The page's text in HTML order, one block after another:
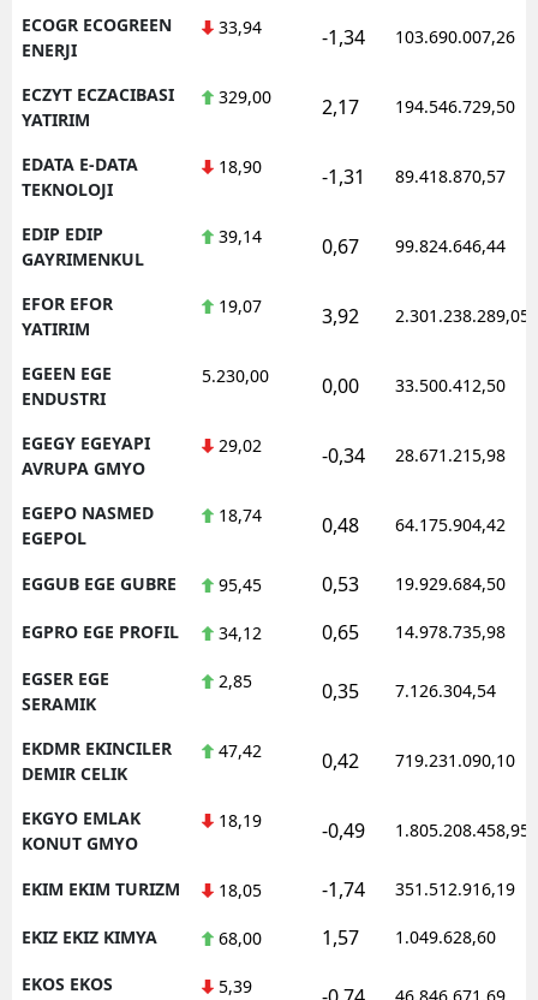
ECOGR ECOGREEN
ENERJI
33,94 -1,34 103.690.007,26
ECZYT ECZACIBASI
YATIRIM
329,00 2,17 194.546.729,50
EDATA E-DATA
TEKNOLOJI
18,90 -1,31 89.418.870,57
EDIP EDIP
GAYRIMENKUL
39,14 0,67 99.824.646,44
EFOR EFOR
YATIRIM
19,07 3,92 2.301.238.289,05
EGEEN EGE
ENDUSTRI
5.230,00 0,00 33.500.412,50
EGEGY EGEYAPI
AVRUPA GMYO
29,02 -0,34 28.671.215,98
EGEPO NASMED
EGEPOL
18,74 0,48 64.175.904,42
EGGUB EGE GUBRE 95,45 0,53 19.929.684,50
EGPRO EGE PROFIL 34,12 0,65 14.978.735,98
EGSER EGE
SERAMIK
2,85 0,35 7.126.304,54
EKDMR EKINCILER
DEMIR CELIK
47,42 0,42 719.231.090,10
EKGYO EMLAK
KONUT GMYO
18,19 -0,49 1.805.208.458,95
EKIM EKIM TURIZM 18,05 -1,74 351.512.916,19
EKIZ EKIZ KIMYA 68,00 1,57 1.049.628,60
EKOS EKOS
5,39 46.846.671,69